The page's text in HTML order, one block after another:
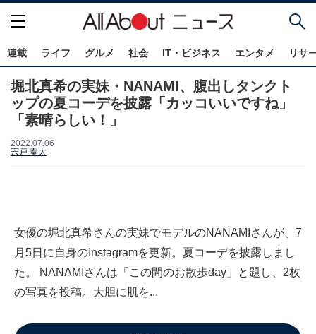
連載 ライフ グルメ 社会 IT・ビジネス エンタメ リサ
堀北真希の実妹・NANAMI、腹出しタンクト
ップの夏コーデを披露「カッコいいですね」
「素晴らしい！」
2022.07.06
宍戸 奏太
女優の堀北真希さんの実妹でモデルのNANAMIさんが、7
月5日に自身のInstagramを更新。夏コーデを披露しまし
た。 NANAMIさんは「この間のお散歩day」と題し、2枚
の写真を投稿。大胆に肌を...